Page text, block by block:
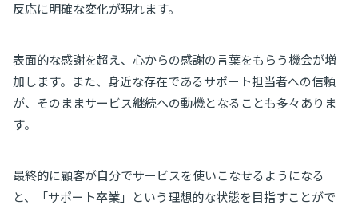
反応に明確な変化が現れます。
表面的な感謝を超え、心からの感謝の言葉をもらう機会が増
加します。また、身近な存在であるサポート担当者への信頼
が、そのままサービス継続への動機となることも多々ありま
す。
最終的に顧客が自分でサービスを使いこなせるようになる
と、「サポート卒業」という理想的な状態を目指すことがで